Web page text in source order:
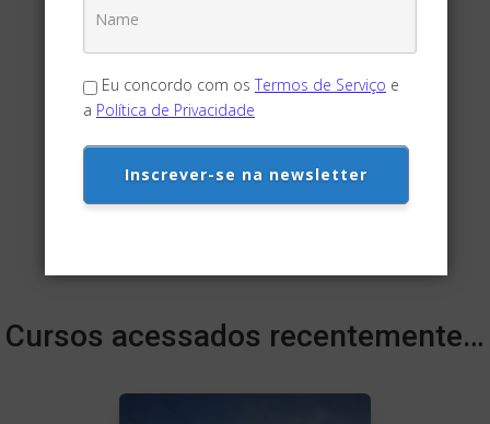
On Line
R$2.400,00
Cursos acessados recentemente…
Eu concordo com os Termos de Serviço e
a Política de Privacidade
Inscrever-se na newsletter